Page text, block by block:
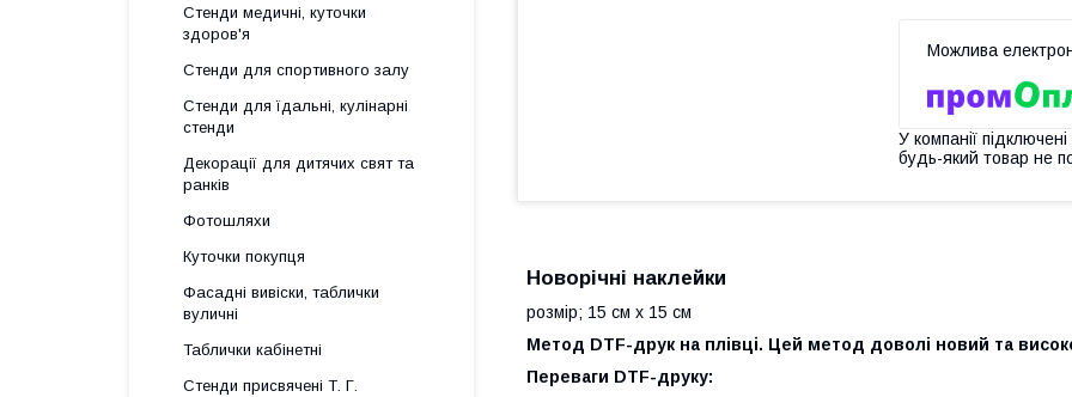
У компанії
будь-який товар не
Новорічні наклейки
розмір; 15 см х 15 см
Метод DTF-друк на плівці. Цей метод доволі новий та
Переваги DTF-друку:
Стенди медичні, куточки
здоров'я
Стенди для спортивного залу
Стенди для їдальні, кулінарні
стенди
Декорації для дитячих свят та
ранків
Фотошляхи
Куточки покупця
Фасадні вивіски, таблички
вуличні
Таблички кабінетні
Стенди присвячені Т. Г.